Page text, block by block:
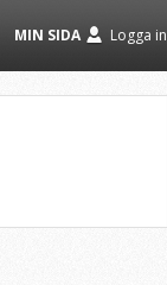
Logga in
MIN SIDA